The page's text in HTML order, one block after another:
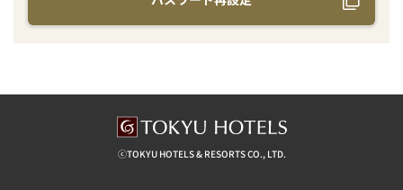
ⓒTOKYU HOTELS & RESORTS CO., LTD.